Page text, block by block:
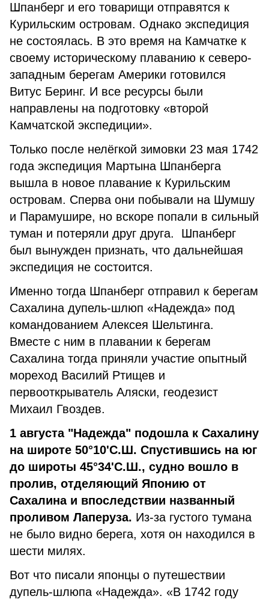
Шпанберг и его товарищи отправятся к
Курильским островам. Однако экспедиция
не состоялась. В это время на Камчатке к
своему историческому плаванию к северо-
западным берегам Америки готовился
Витус Беринг. И все ресурсы были
направлены на подготовку «второй
Камчатской экспедиции».
Только после нелёгкой зимовки 23 мая 1742
года экспедиция Мартына Шпанберга
вышла в новое плавание к Курильским
островам. Сперва они побывали на Шумшу
и Парамушире, но вскоре попали в сильный
туман и потеряли друг друга. Шпанберг
был вынужден признать, что дальнейшая
экспедиция не состоится.
Именно тогда Шпанберг отправил к берегам
Сахалина дупель-шлюп «Надежда» под
командованием Алексея Шельтинга.
Вместе с ним в плавании к берегам
Сахалина тогда приняли участие опытный
мореход Василий Ртищев и
первооткрыватель Аляски, геодезист
Михаил Гвоздев.
1 августа "Надежда" подошла к Сахалину
на широте 50°10'С.Ш. Спустившись на юг
до широты 45°34'С.Ш., судно вошло в
пролив, отделяющий Японию от
Сахалина и впоследствии названный
проливом Лаперуза. Из-за густого тумана
не было видно берега, хотя он находился в
шести милях.
Вот что писали японцы о путешествии
дупель-шлюпа «Надежда». «В 1742 году